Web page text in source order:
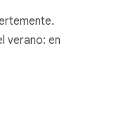
verano: en